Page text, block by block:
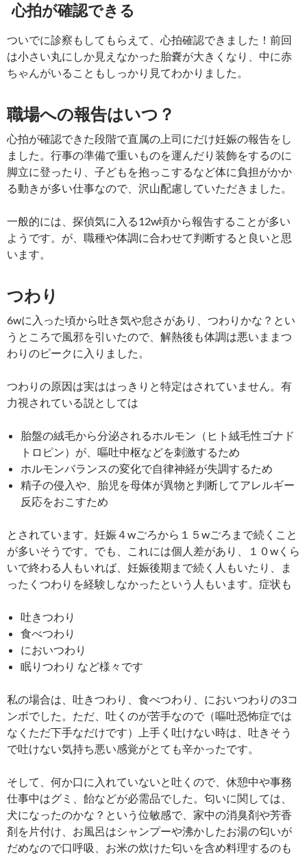
心拍が確認できる
ついでに診察もしてもらえて、心拍確認できました！前回
は小さい丸にしか見えなかった胎嚢が大きくなり、中に赤
ちゃんがいることもしっかり見てわかりました。
職場への報告はいつ？
心拍が確認できた段階で直属の上司にだけ妊娠の報告をし
ました。行事の準備で重いものを運んだり装飾をするのに
脚立に登ったり、子どもを抱っこするなど体に負担がかか
る動きが多い仕事なので、沢山配慮していただきました。
一般的には、探偵気に入る12w頃から報告することが多い
ようです。が、職種や体調に合わせて判断すると良いと思
います。
つわり
6wに入った頃から吐き気や怠さがあり、つわりかな？とい
うところで風邪を引いたので、解熱後も体調は悪いままつ
わりのピークに入りました。
つわりの原因は実ははっきりと特定はされていません。有
力視されている説としては
胎盤の絨毛から分泌されるホルモン（ヒト絨毛性ゴナド
トロピン）が、嘔吐中枢などを刺激するため
ホルモンバランスの変化で自律神経が失調するため
精子の侵入や、胎児を母体が異物と判断してアレルギー
反応をおこすため
とされています。妊娠４wごろから１５wごろまで続くこと
が多いそうです。でも、これには個人差があり、１０wくら
いで終わる人もいれば、妊娠後期まで続く人もいたり、ま
ったくつわりを経験しなかったという人もいます。症状も
吐きつわり
食べつわり
においつわり
眠りつわり など様々です
私の場合は、吐きつわり、食べつわり、においつわりの3コ
ンボでした。ただ、吐くのが苦手なので（嘔吐恐怖症では
なくただ下手なだけです）上手く吐けない時は、吐きそう
で吐けない気持ち悪い感覚がとても辛かったです。
そして、何か口に入れていないと吐くので、休憩中や事務
仕事中はグミ、飴などが必需品でした。匂いに関しては、
犬になったのかな？という位敏感で、家中の消臭剤や芳香
剤を片付け、お風呂はシャンプーや沸かしたお湯の匂いが
だめなので口呼吸、お米の炊けた匂いを含め料理するのも